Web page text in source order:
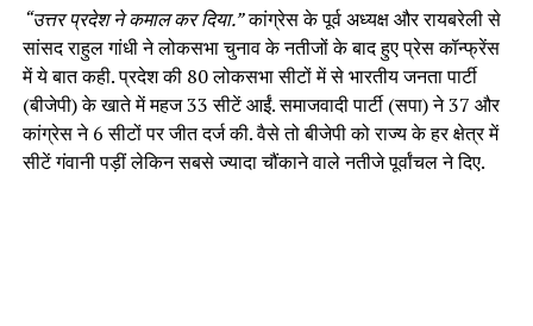
“उत्तर प्रदेश ने कमाल कर दिया.”कांग्रेस के पूर्व अध्यक्ष और रायबरेली से
सांसद राहुल गांधी ने लोकसभा चुनाव के नतीजों के बाद हुए प्रेस कॉन्फ्रेंस
में ये बात कही. प्रदेश की 80 लोकसभा सीटों में से भारतीय जनता पार्टी
(बीजेपी) के खाते में महज 33 सीटें आईं. समाजवादी पार्टी (सपा) ने 37 और
कांग्रेस ने 6 सीटों पर जीत दर्ज की. वैसे तो बीजेपी को राज्य के हर क्षेत्र में
सीटें गंवानी पड़ीं लेकिन सबसे ज्यादा चौंकाने वाले नतीजे पूर्वांचल ने दिए.